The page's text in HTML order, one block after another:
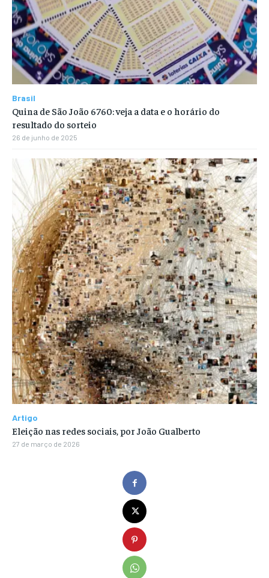
Brasil
Quina de São João 6760: veja a data e o horário do
resultado do sorteio
26 de junho de 2025
Artigo
Eleição nas redes sociais, por João Gualberto
27 de março de 2026